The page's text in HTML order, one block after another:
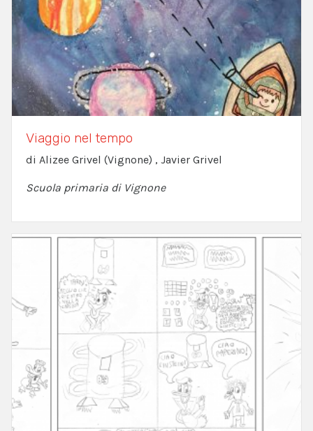
Viaggio nel tempo
di Alizee Grivel (Vignone) , Javier Grivel
Scuola primaria di Vignone